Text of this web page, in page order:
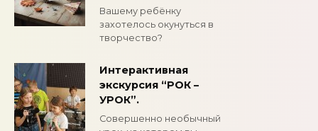
Вашему ребёнку
захотелось окунуться в
творчество?
Интерактивная
экскурсия “РОК –
УРОК”.
Совершенно необычный